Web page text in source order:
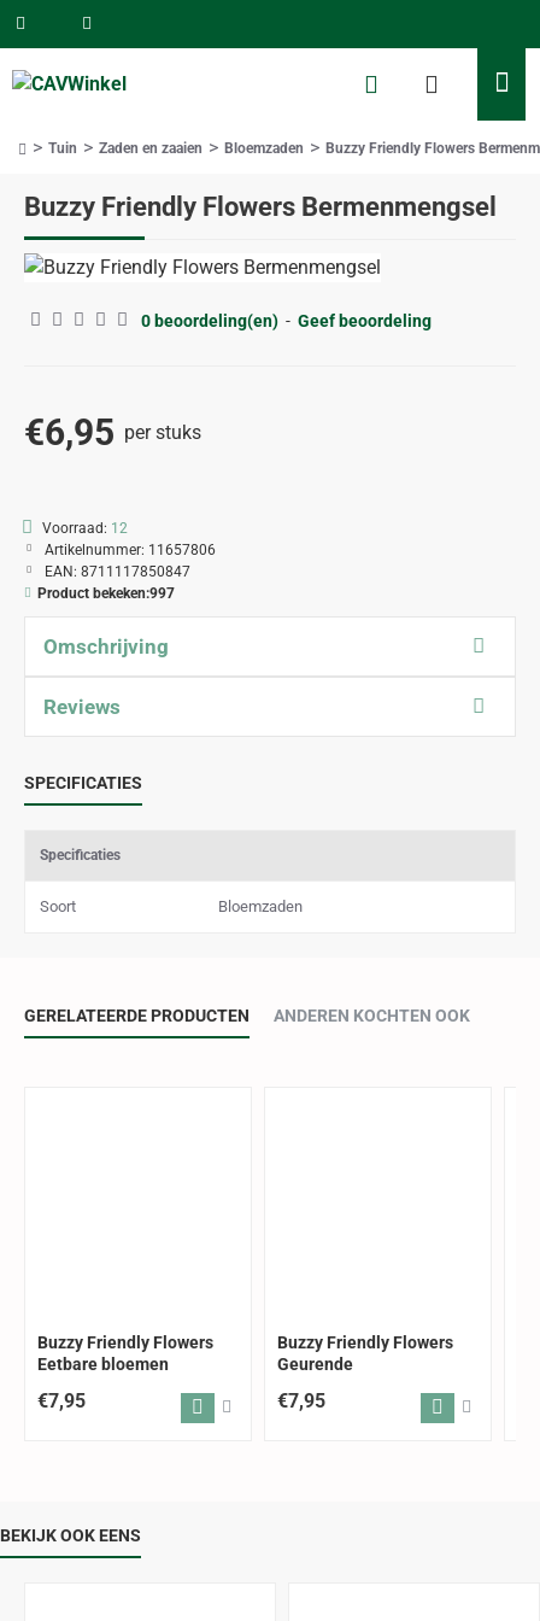
Buzzy Friendly Flowers Bermenmengsel
Tuin Zaden en zaaien Bloemzaden Buzzy Friendly Flowers
0 beoordeling(en) - Geef beoordeling
€6,95 per stuks
Voorraad: 12
Artikelnummer: 11657806
EAN: 8711117850847
Product bekeken:997
Omschrijving
Reviews
SPECIFICATIES
Specificaties
Soort Bloemzaden
GERELATEERDE PRODUCTEN ANDEREN KOCHTEN OOK
Buzzy Friendly Flowers
Eetbare bloemen
€7,95
Buzzy Friendly Flowers
Geurende
€7,95
BEKIJK OOK EENS